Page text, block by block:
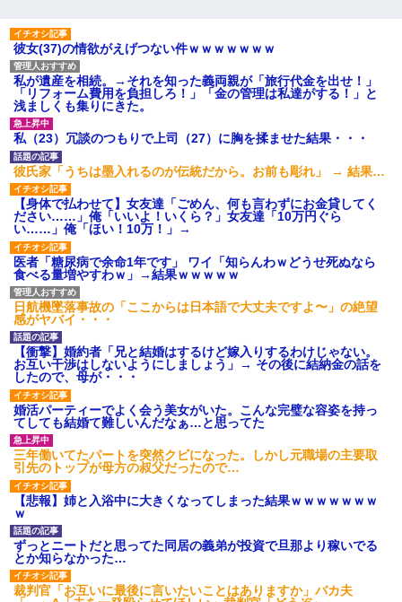
にぎりにしてくれた。わずかに
ビオレ薬用ハンドソープの匂い
がする
私「私と結婚して幸せ？」旦
那「お前もそう思うだろ？」→
その返事が忘れられず、後日ま
さかの展開に…
森三中体型な先輩嫁さんが数
年後、深キョン以上の美人に変
身してた。その後の彼女の行動
が意外すぎて…
先生から電話があったんだけ
ど、「～とか～」「～とか考え
て～」と何度も言ってたのが耳
に残ってしまった
同僚「今日も電話貸して」私
「毎回は困るよ」→断った途端
に逆ギレされた同僚の言い分が
理解できなくて…
もう先が長くないと20代で宣
告された友達A。「会いに来てほ
しい」と言うので彼女の好きな
もの沢山もっていったんだけ
ど、なんとBが手渡した物は…
ハードオフに売っていた4万
4000円のフィギュアがヤバすぎ
るｗｗｗｗｗｗ「こんな高い
の？ｗｗ」「逆に超安い」
私「ちょっと、人の家の金庫
触らないでよ！」キチママ『そ
こに金庫があったから、開けて
みようとしただけ☆』義兄「泥
は出てけ！二度と来るな！」結
果・・・
私「初めて飲む味だけどなん
のお茶？」彼「ちっ！」私「」
【GIF】JSのカンチョーワロ
タ
後続車にクラクションを鳴ら
され彼氏が逆切れ。「何クラク
ション鳴らしてんだ！降りてこ
毎年母の日の前に義母から
が入る。今年は私が寝込んでい
て忙しいので、行くのを断った
っかりの子供にうんざり。もう
毎日冷凍チャーハンとコーンフ
【闇】『強度行動障害』の女
祖母が農具をしまっている倉
庫の鍵を、私が無くしたと思っ
幼稚な義弟夫婦が大嫌い。低
学歴だしパラサイトだし夫婦揃
って太ってるし。義母にベタベ
い」何かあるとすぐ「親に言い
つけてやる！」
みたよ
彼女(37)の情欲がえげつない件ｗｗｗｗｗｗｗ
私が遺産を相続。→それを知った義両親が「旅行代金を出せ！」
「リフォーム費用を負担しろ！」「金の管理は私達がする！」と
浅ましくも集りにきた。
私（23）冗談のつもりで上司（27）に胸を揉ませた結果・・・
彼氏家「うちは墨入れるのが伝統だから。お前も彫れ」 → 結果…
【身体で払わせて】女友達「ごめん、何も言わずにお金貸してく
ださい……」俺「いいよ！いくら？」女友達「10万円ぐら
い……」俺「ほい！10万！」→
医者「糖尿病で余命1年です」 ワイ「知らんわｗどうせ死ぬなら
食べる量増やすわｗ」→結果ｗｗｗｗｗ
日航機墜落事故の「ここからは日本語で大丈夫ですよ〜」の絶望
感がヤバイ・・・
【衝撃】婚約者「兄と結婚はするけど嫁入りするわけじゃない。
お互い干渉はしないようにしましょう」→ その後に結納金の話を
したので、母が・・・
婚活パーティーでよく会う美女がいた。こんな完璧な容姿を持っ
てしても結婚て難しいんだなぁ…と思ってた
三年働いてたパートを突然クビになった。しかし元職場の主要取
引先のトップが母方の叔父だったので…
【悲報】姉と入浴中に大きくなってしまった結果ｗｗｗｗｗｗｗ
ｗ
ずっとニートだと思ってた同居の義弟が投資で旦那より稼いでる
とか知らなかった…
裁判官「お互いに最後に言いたいことはありますか」バカ夫